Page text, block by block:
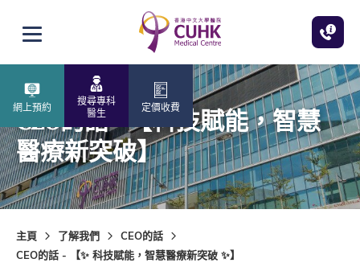
打開選單
網上預約
搜尋專科
醫生
定價收費
CEO的話 - 【科技賦能，智慧
醫療新突破】
主頁 了解我們
CEO的話
CEO的話 - 【✨ 科技賦能，智慧醫療新突破 ✨】